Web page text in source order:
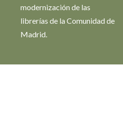
modernización de las
librerías de la Comunidad de
Madrid.